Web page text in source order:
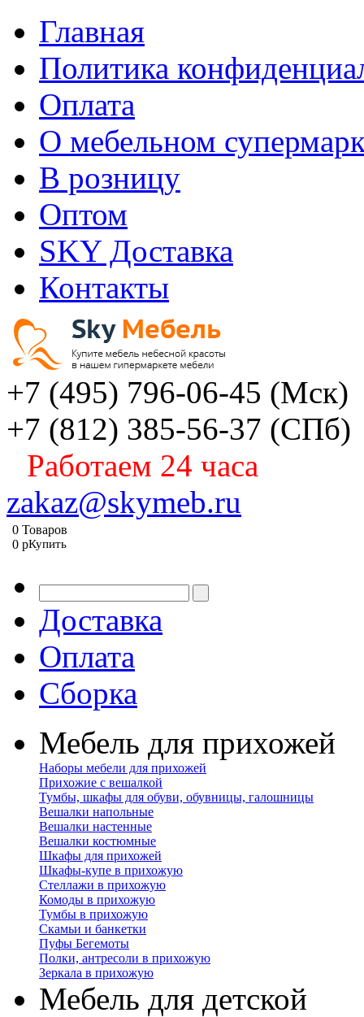
Главная
Политика
Оплата
О мебельном
В розницу
Оптом
SKY Доставка
Контакты
+7 (495) 796-06-45 (Мск)
+7 (812) 385-56-37 (СПб)
Работаем 24 часа
zakaz@skymeb.ru
0 Товаров
0 pКупить
Доставка
Оплата
Сборка
Мебель для прихожей
Наборы мебели для прихожей
Прихожие с вешалкой
Тумбы, шкафы для обуви, обувницы, галошницы
Вешалки напольные
Вешалки настенные
Вешалки костюмные
Шкафы для прихожей
Шкафы-купе в прихожую
Стеллажи в прихожую
Комоды в прихожую
Тумбы в прихожую
Скамьи и банкетки
Пуфы Бегемоты
Полки, антресоли в прихожую
Зеркала в прихожую
Мебель для детской